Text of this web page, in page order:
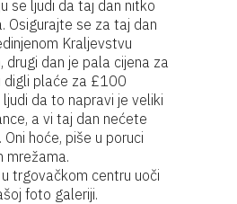
se ljudi da taj dan nitko
Osigurajte se za taj dan
Kraljevstvu
dan je pala cijena za
digli plaće za £100
da to napravi je veliki
a vi taj dan nećete
hoće, piše u poruci
mrežama.
trgovačkom centru uoči
foto galeriji.